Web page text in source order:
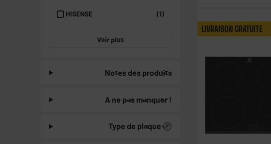
HISENSE (1)
Voir plus
Notes des produits
A ne pas manquer !
Type de plaque
LIVRAISON GRATUITE